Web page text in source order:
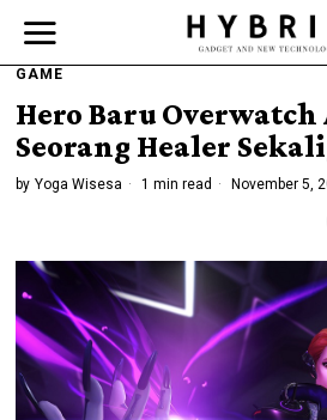
GAME
Hero Baru Overwatch
Seorang Healer
by Yoga Wisesa 1 min read November 5,